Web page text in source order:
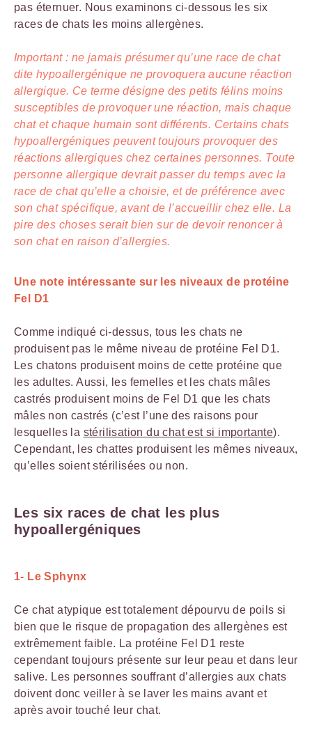
pas éternuer. Nous examinons ci-dessous les six
races de chats les moins allergènes.
Important : ne jamais présumer qu’une race de chat
dite hypoallergénique ne provoquera aucune réaction
allergique. Ce terme désigne des petits félins moins
susceptibles de provoquer une réaction, mais chaque
chat et chaque humain sont différents. Certains chats
hypoallergéniques peuvent toujours provoquer des
réactions allergiques chez certaines personnes. Toute
personne allergique devrait passer du temps avec la
race de chat qu’elle a choisie, et de préférence avec
son chat spécifique, avant de l’accueillir chez elle. La
pire des choses serait bien sur de devoir renoncer à
son chat en raison d’allergies.
Une note intéressante sur les niveaux de protéine
Fel D1
Comme indiqué ci-dessus, tous les chats ne
produisent pas le même niveau de protéine Fel D1.
Les chatons produisent moins de cette protéine que
les adultes. Aussi, les femelles et les chats mâles
castrés produisent moins de Fel D1 que les chats
mâles non castrés (c’est l’une des raisons pour
lesquelles la stérilisation du chat est si importante).
Cependant, les chattes produisent les mêmes niveaux,
qu’elles soient stérilisées ou non.
Les six races de chat les plus
hypoallergéniques
1- Le Sphynx
Ce chat atypique est totalement dépourvu de poils si
bien que le risque de propagation des allergènes est
extrêmement faible. La protéine Fel D1 reste
cependant toujours présente sur leur peau et dans leur
salive. Les personnes souffrant d’allergies aux chats
doivent donc veiller à se laver les mains avant et
après avoir touché leur chat.